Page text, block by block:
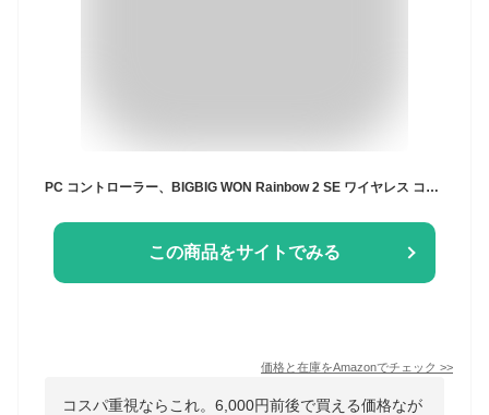
この商品をサイトでみる
価格と在庫をAmazonでチェック >>
コスパ重視ならこれ。6,000円前後で買える価格なが